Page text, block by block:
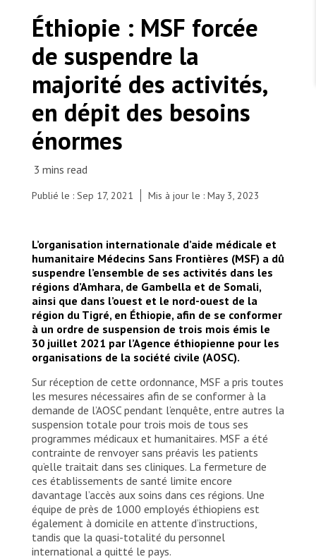
Les États négligent leur obligation de protéger les
personnes civiles et les services de santé en temps
de guerre
Urgence Ebola
Séismes au Venezuela : conséquences et intervention
de MSF
Dons des fondations
Partenariat d’entreprise
Les Amis de MSF
Devenez bénévoles au Canada
Travailler avec MSF
Travailler à l’étranger
Travailler au Canada
Maternity – fresh mothers with one to two day
© Susanne Doettling/MSF
Éthiopie : MSF forcée
de suspendre la
majorité des activités,
en dépit des besoins
énormes
Publié le : Sep 17, 2021 Mis à jour le : May 3, 2023
L’organisation internationale d’aide médicale et
humanitaire Médecins Sans Frontières (MSF) a dû
suspendre l’ensemble de ses activités dans les
régions d’Amhara, de Gambella et de Somali,
ainsi que dans l’ouest et le nord-ouest de la
région du Tigré, en Éthiopie, afin de se conformer
à un ordre de suspension de trois mois émis le
30 juillet 2021 par l’Agence éthiopienne pour les
organisations de la société civile (AOSC).
Sur réception de cette ordonnance, MSF a pris toutes
les mesures nécessaires afin de se conformer à la
demande de l’AOSC pendant l’enquête, entre autres la
suspension totale pour trois mois de tous ses
programmes médicaux et humanitaires. MSF a été
contrainte de renvoyer sans préavis les patients
qu’elle traitait dans ses cliniques. La fermeture de
ces établissements de santé limite encore
davantage l’accès aux soins dans ces régions. Une
équipe de près de 1000 employés éthiopiens est
également à domicile en attente d’instructions,
tandis que la quasi-totalité du personnel
international a quitté le pays.